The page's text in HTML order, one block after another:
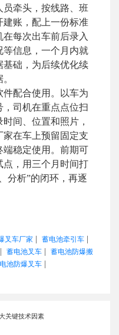
员牵头，按线路、班
建账，配上一份标准
每次出车前后录入
等信息，一个月内就
础，为后续优化续
件配合使用。以车为
司机在重点点位扫
间、位置和照片，
在车上预留固定支
稳定使用。前期可
点，用三个月时间打
分析”的闭环，再逐
叉车厂家 蓄电池牵引车
蓄电池叉车
蓄电池防爆搬
池防爆叉车
关键技术因素